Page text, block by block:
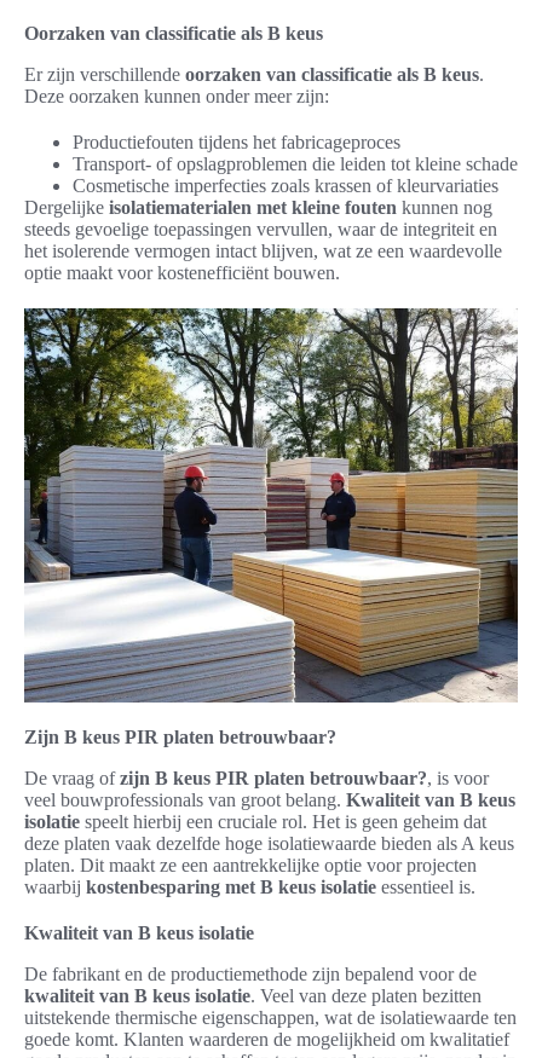
Oorzaken van classificatie als B keus
Er zijn verschillende oorzaken van classificatie als B keus.
Deze oorzaken kunnen onder meer zijn:
Productiefouten tijdens het fabricageproces
Transport- of opslagproblemen die leiden tot kleine schade
Cosmetische imperfecties zoals krassen of kleurvariaties
Dergelijke isolatiematerialen met kleine fouten kunnen nog
steeds gevoelige toepassingen vervullen, waar de integriteit en
het isolerende vermogen intact blijven, wat ze een waardevolle
optie maakt voor kostenefficiënt bouwen.
Zijn B keus PIR platen betrouwbaar?
De vraag ofzijn B keus PIR platen betrouwbaar?, is voor
veel bouwprofessionals van groot belang. Kwaliteit van B keus
isolatie speelt hierbij een cruciale rol. Het is geen geheim dat
deze platen vaak dezelfde hoge isolatiewaarde bieden als A keus
platen. Dit maakt ze een aantrekkelijke optie voor projecten
waarbij kostenbesparing met B keus isolatie essentieel is.
Kwaliteit van B keus isolatie
De fabrikant en de productiemethode zijn bepalend voor de
kwaliteit van B keus isolatie. Veel van deze platen bezitten
uitstekende thermische eigenschappen, wat de isolatiewaarde ten
goede komt. Klanten waarderen de mogelijkheid om kwalitatief